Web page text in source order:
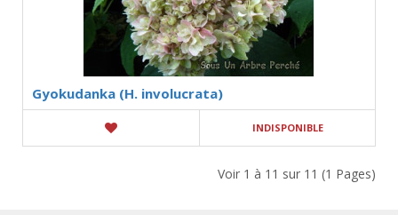
Gyokudanka (H. involucrata)
INDISPONIBLE
Voir 1 à 11 sur 11 (1 Pages)